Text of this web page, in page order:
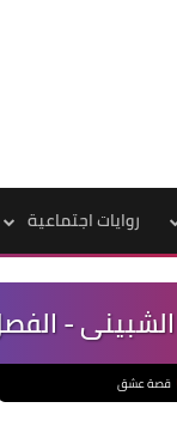
روايات اجتماعية
- الفصل
قصة عشق